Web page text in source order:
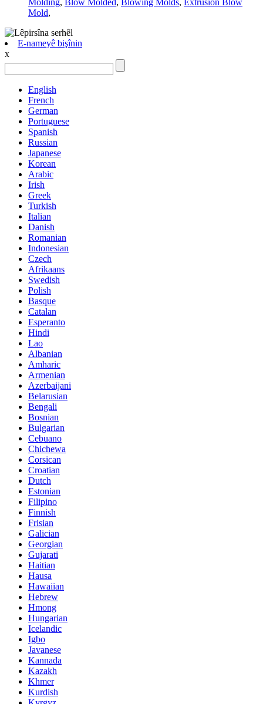
Mold,
E-nameyê bişînin
x
English
French
German
Portuguese
Spanish
Russian
Japanese
Korean
Arabic
Irish
Greek
Turkish
Italian
Danish
Romanian
Indonesian
Czech
Afrikaans
Swedish
Polish
Basque
Catalan
Esperanto
Hindi
Lao
Albanian
Amharic
Armenian
Azerbaijani
Belarusian
Bengali
Bosnian
Bulgarian
Cebuano
Chichewa
Corsican
Croatian
Dutch
Estonian
Filipino
Finnish
Frisian
Galician
Georgian
Gujarati
Haitian
Hausa
Hawaiian
Hebrew
Hmong
Hungarian
Icelandic
Igbo
Javanese
Kannada
Kazakh
Khmer
Kurdish